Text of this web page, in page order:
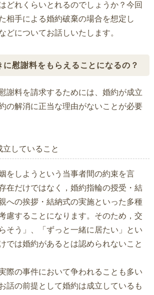
どれくらいとれるのでしょうか？今回
相手による婚約破棄の場合を想定し
どについてお話しいたします。
慰謝料をもらえることになるの？
謝料を請求するためには、婚約が成立
の解消に正当な理由がないことが必要
立していること
をしようという当事者間の約束を言
在だけではなく，婚約指輪の授受・結
への挨拶・結納式の実施といった多種
慮することになります。そのため，交
そう」、「ずっと一緒に居たい」とい
では婚約があるとは認められないこと
際の事件において争われることも多い
話の前提として婚約は成立しているも